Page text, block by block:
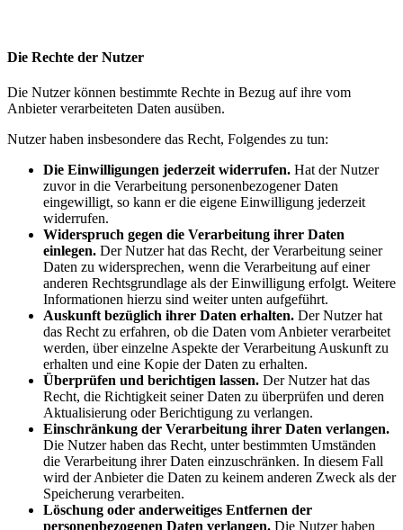
Die Rechte der Nutzer
Die Nutzer können bestimmte Rechte in Bezug auf ihre vom
Anbieter verarbeiteten Daten ausüben.
Nutzer haben insbesondere das Recht, Folgendes zu tun:
Die Einwilligungen jederzeit widerrufen. Hat der Nutzer
zuvor in die Verarbeitung personenbezogener Daten
eingewilligt, so kann er die eigene Einwilligung jederzeit
widerrufen.
Widerspruch gegen die Verarbeitung ihrer Daten
einlegen. Der Nutzer hat das Recht, der Verarbeitung seiner
Daten zu widersprechen, wenn die Verarbeitung auf einer
anderen Rechtsgrundlage als der Einwilligung erfolgt. Weitere
Informationen hierzu sind weiter unten aufgeführt.
Auskunft bezüglich ihrer Daten erhalten. Der Nutzer hat
das Recht zu erfahren, ob die Daten vom Anbieter verarbeitet
werden, über einzelne Aspekte der Verarbeitung Auskunft zu
erhalten und eine Kopie der Daten zu erhalten.
Überprüfen und berichtigen lassen. Der Nutzer hat das
Recht, die Richtigkeit seiner Daten zu überprüfen und deren
Aktualisierung oder Berichtigung zu verlangen.
Einschränkung der Verarbeitung ihrer Daten verlangen.
Die Nutzer haben das Recht, unter bestimmten Umständen
die Verarbeitung ihrer Daten einzuschränken. In diesem Fall
wird der Anbieter die Daten zu keinem anderen Zweck als der
Speicherung verarbeiten.
Löschung oder anderweitiges Entfernen der
personenbezogenen Daten verlangen. Die Nutzer haben